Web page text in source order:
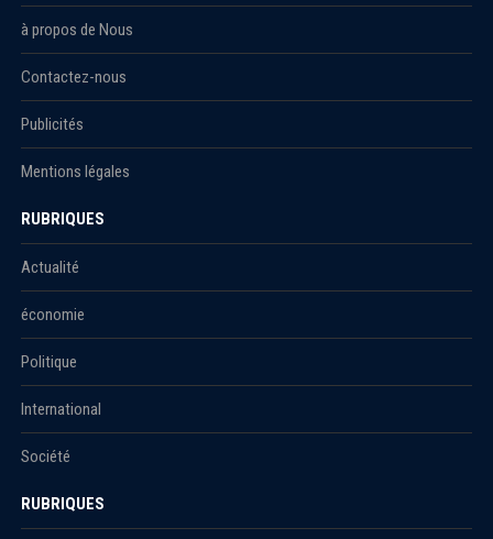
à propos de Nous
Contactez-nous
Publicités
Mentions légales
RUBRIQUES
Actualité
économie
Politique
International
Société
RUBRIQUES